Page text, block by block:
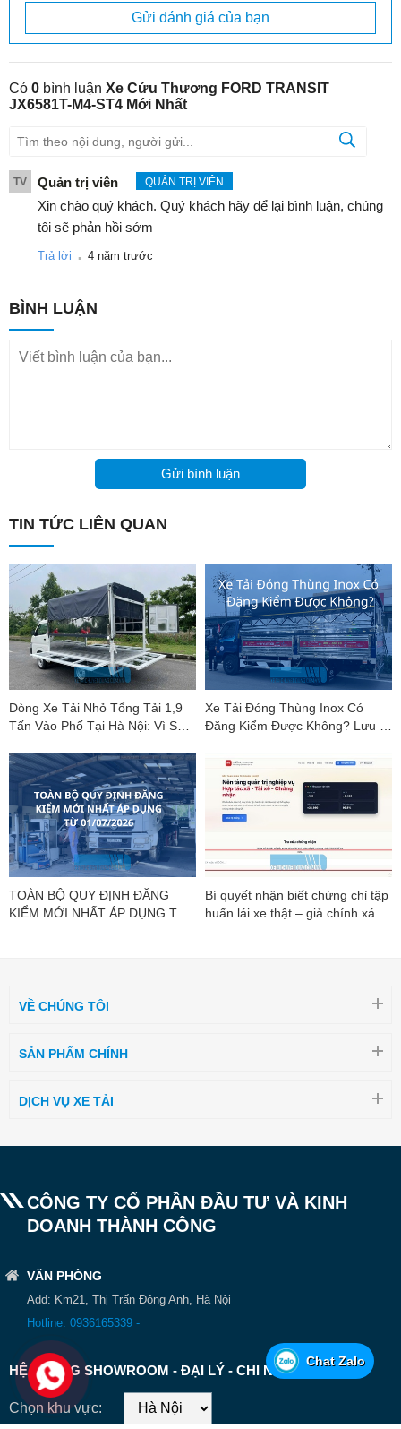
Gửi đánh giá của bạn
Có 0 bình luận Xe Cứu Thương FORD TRANSIT
JX6581T-M4-ST4 Mới Nhất
TV Quản trị viên QUẢN TRỊ VIÊN
Xin chào quý khách. Quý khách hãy để lại bình luận, chúng
tôi sẽ phản hồi sớm
Trả lời . 4 năm trước
BÌNH LUẬN
Gửi bình luận
TIN TỨC LIÊN QUAN
Dòng Xe Tải Nhỏ Tổng Tải 1,9
Tấn Vào Phố Tại Hà Nội: Vì Sao
Khúc"?
Xe Tải Đóng Thùng Inox Có
Đăng Kiểm Được Không? Lưu Ý
TOÀN BỘ QUY ĐỊNH ĐĂNG
KIỂM MỚI NHẤT ÁP DỤNG TỪ
Bí quyết nhận biết chứng chỉ tập
huấn lái xe thật – giả chính xác
Chat Zalo
VỀ CHÚNG TÔI
SẢN PHẨM CHÍNH
DỊCH VỤ XE TẢI
CÔNG TY CỔ PHẦN ĐẦU TƯ VÀ KINH
DOANH THÀNH CÔNG
VĂN PHÒNG
Add: Km21, Thị Trấn Đông Anh, Hà Nội
Hotline: 0936165339 -
HỆ THỐNG SHOWROOM - ĐẠI LÝ - CHI NHÁNH
Chọn khu vực: